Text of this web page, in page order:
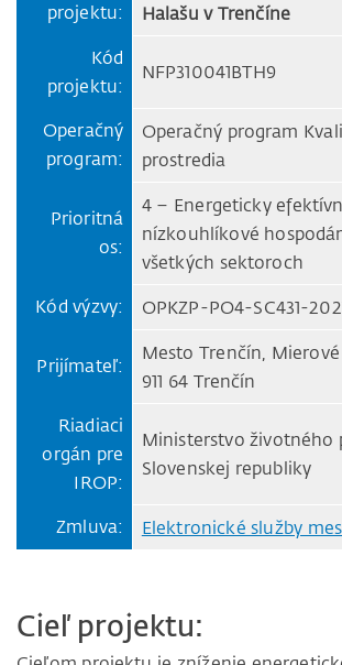
projektu:
Halašu v Trenčíne
Kód
projektu:
NFP310041BTH9
Operačný
program:
Operačný program
prostredia
Prioritná
os:
4 – Energeticky
nízkouhlíkové
všetkých sektoroch
Kód výzvy:
OPKZP-PO4-SC431-
Prijímateľ:
Mesto Trenčín,
911 64 Trenčín
Riadiaci
orgán pre
IROP:
Ministerstvo životného
Slovenskej republiky
Zmluva: Elektronické služby
Cieľ projektu: